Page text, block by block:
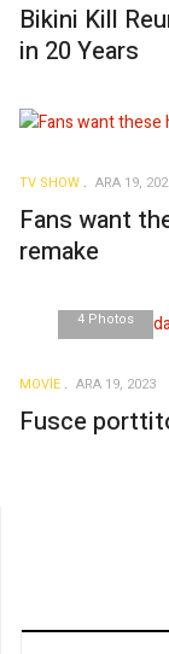
Bikini Kill
in 20 Years
TV SHOW ARA 19,
Fans want
remake
4 Photos
MOVIE ARA 19, 2023
Fusce